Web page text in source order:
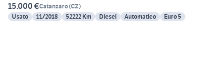
15.000 €Catanzaro(CZ)
Usato
11/2018 52222 Km Diesel Automatico Euro 5